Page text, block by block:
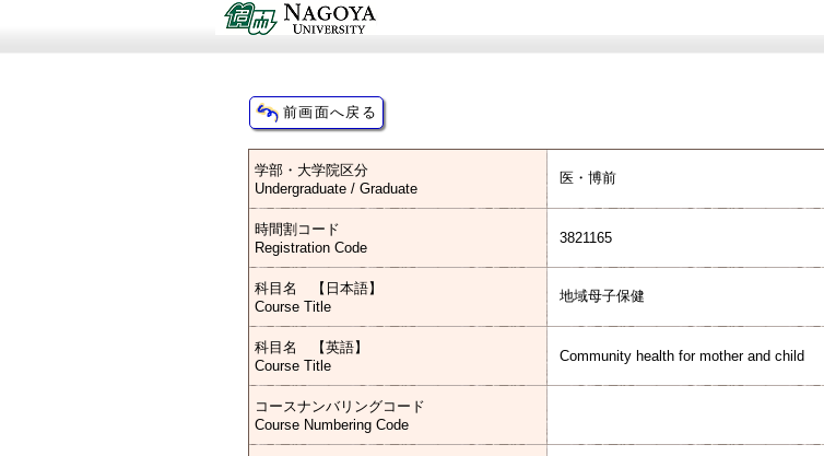
学部・大学院区分
Undergraduate / Graduate
医・博前
時間割コード
Registration Code
3821165
科目名 【日本語】
Course Title
地域母子保健
科目名 【英語】
Course Title
Community health for mother and child
コースナンバリングコード
Course Numbering Code